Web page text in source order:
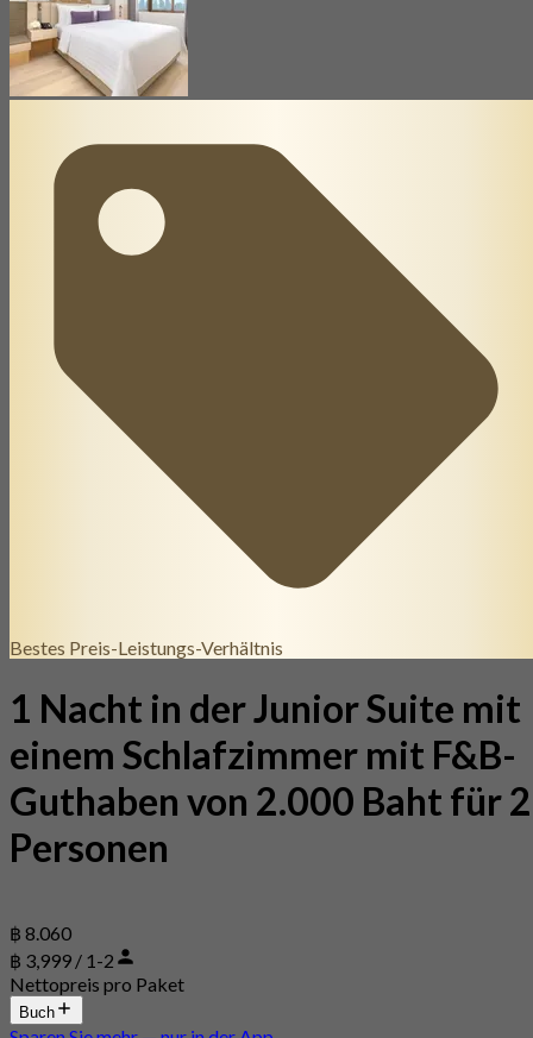
Bestes Preis-Leistungs-Verhältnis
1 Nacht in der Junior Suite mit
einem Schlafzimmer mit F&B-
Guthaben von 2.000 Baht für 2
Personen
฿ 8.060
฿ 3,999 / 1-2
Nettopreis pro Paket
Buch